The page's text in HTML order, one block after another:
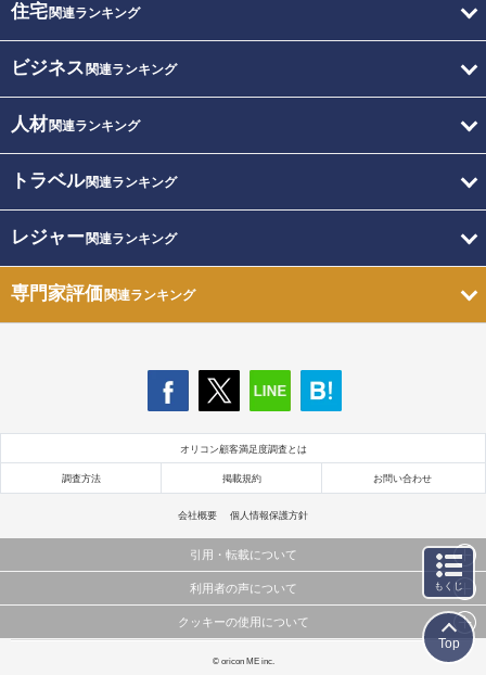
住宅関連ランキング
ビジネス 関連ランキング
人材関連ランキング
トラベル関連ランキング
レジャー関連ランキング
専門家評価関連ランキング
オリコン顧客満足度調査とは
調査方法 掲載規約 お問い合わせ
会社概要 個人情報保護方針
引用・転載について
当サイトで公開されている情報（文字、写真、イラスト、画像データ等）及びこれらの配置・
これらの情報を権利者の許可なく無断転載・複製などの二次利用を行うことは固く禁じており
利用者の声について
当サイトに掲載している内容はすべてサービスの利用者が提出された見解・感想です。
弊社の見解・ 意見ではないことをご理解いただいた上でご覧ください。
クッキーの使用について
このサイトでは Cookie を使用して、ユーザーに合わせたコンテンツや広告の表示、ソーシャル
© oricon ME inc.
もくじ
Top